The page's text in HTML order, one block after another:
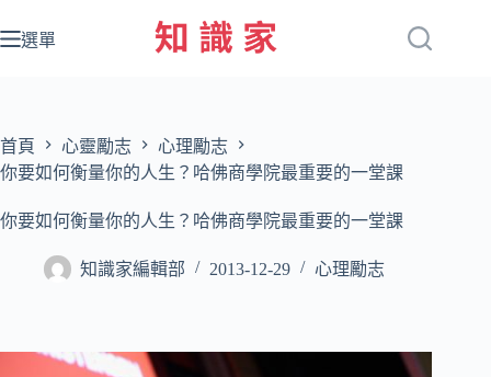
至
容
選單
首頁 心靈勵志
心理勵志
你要如何衡量你的人生？哈佛商學院最重要的一堂課
你要如何衡量你的人生？哈佛商學院最重要的一堂課
知識家編輯部 2013-12-29 心理勵志